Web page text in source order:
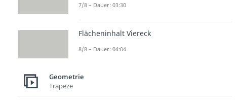
7/8 – Dauer: 03:30
Flächeninhalt Viereck
8/8 – Dauer: 04:04
Geometrie
Trapeze